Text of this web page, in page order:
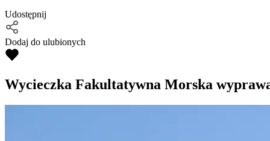
Udostępnij
Dodaj do ulubionych
Wycieczka Fakultatywna Morska